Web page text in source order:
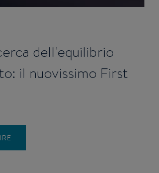
dell'equilibrio
il nuovissimo First